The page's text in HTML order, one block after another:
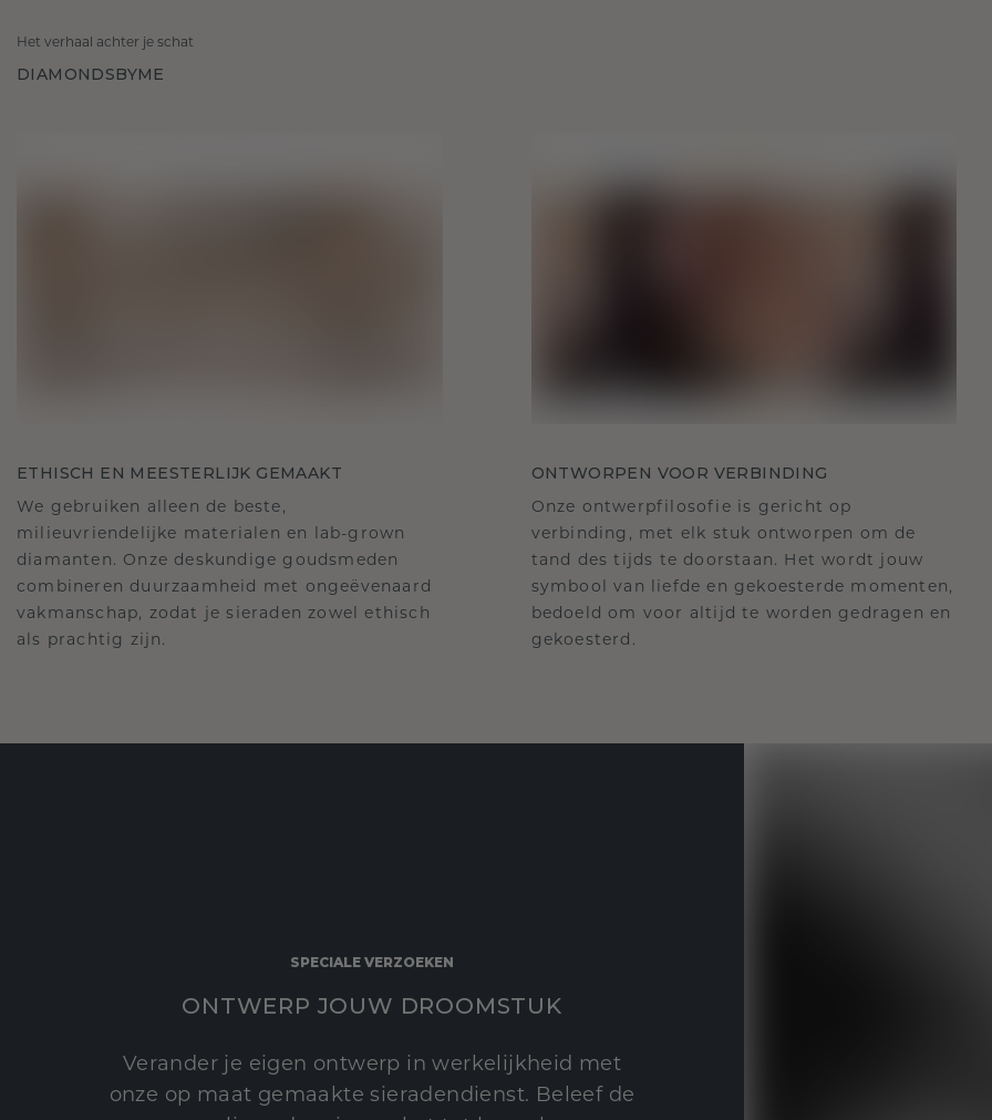
Het verhaal achter je schat
DIAMONDSBYME
ETHISCH EN MEESTERLIJK GEMAAKT
We gebruiken alleen de beste,
milieuvriendelijke materialen en lab-grown
diamanten. Onze deskundige goudsmeden
combineren duurzaamheid met ongeëvenaard
vakmanschap, zodat je sieraden zowel ethisch
als prachtig zijn.
ONTWORPEN VOOR VERBINDING
Onze ontwerpfilosofie is gericht op
verbinding, met elk stuk ontworpen om de
tand des tijds te doorstaan. Het wordt jouw
symbool van liefde en gekoesterde momenten,
bedoeld om voor altijd te worden gedragen en
gekoesterd.
SPECIALE VERZOEKEN
ONTWERP JOUW DROOMSTUK
Verander je eigen ontwerp in werkelijkheid met
onze op maat gemaakte sieradendienst. Beleef de